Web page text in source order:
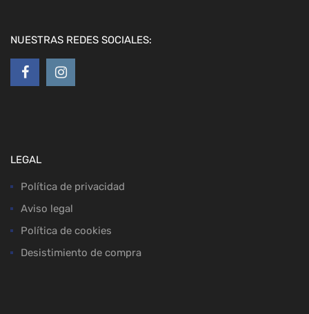
NUESTRAS REDES SOCIALES:
LEGAL
Política de privacidad
Aviso legal
Política de cookies
Desistimiento de compra